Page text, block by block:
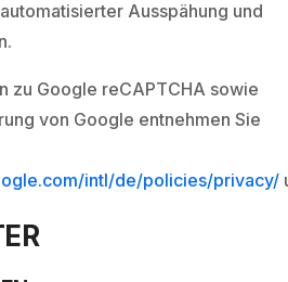
Ausspähung und
zu Google reCAPTCHA sowie
von Google entnehmen Sie
intl/de/policies/privacy/